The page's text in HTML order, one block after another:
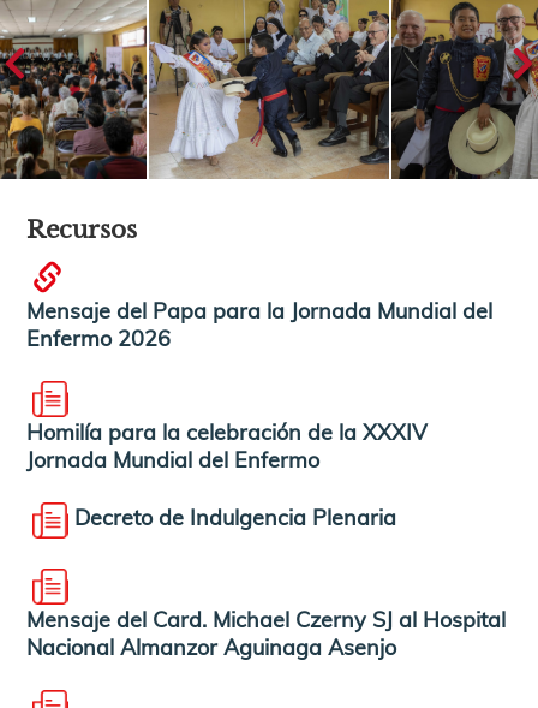
Recursos
Mensaje del Papa para la Jornada Mundial del
Enfermo 2026
Homilía para la celebración de la XXXIV
Jornada Mundial del Enfermo
Decreto de Indulgencia Plenaria
Mensaje del Card. Michael Czerny SJ al Hospital
Nacional Almanzor Aguinaga Asenjo